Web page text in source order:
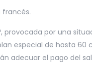
francés.
provocada por una
especial de hasta 60
adecuar el pago del